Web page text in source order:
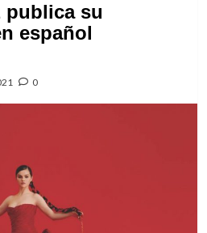
publica su
español
0